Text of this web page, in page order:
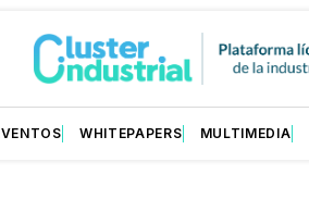
WHITEPAPERS MULTIMEDIA